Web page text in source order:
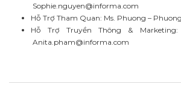
Sophie.nguyen@informa.com
Hỗ Trợ Tham Quan: Ms. Phuong –
Hỗ Trợ Truyền Thông &
Anita.pham@informa.com